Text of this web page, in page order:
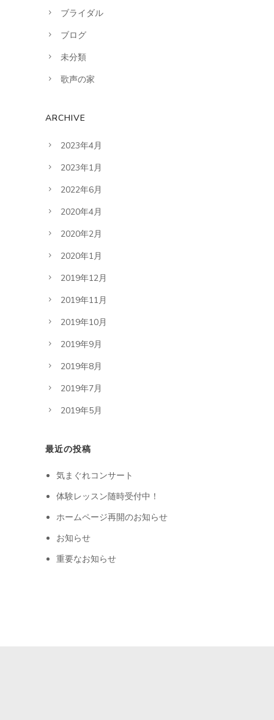
ブライダル
ブログ
未分類
歌声の家
ARCHIVE
2023年4月
2023年1月
2022年6月
2020年4月
2020年2月
2020年1月
2019年12月
2019年11月
2019年10月
2019年9月
2019年8月
2019年7月
2019年5月
最近の投稿
気まぐれコンサート
体験レッスン随時受付中！
ホームページ再開のお知らせ
お知らせ
重要なお知らせ